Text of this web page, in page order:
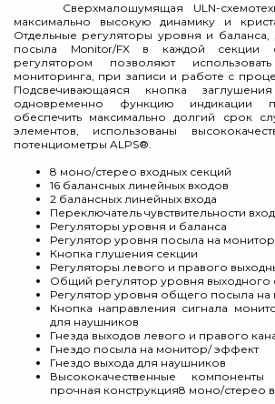
Сверхмалошумящая ULN-
максимально высокую динамику и
Отдельные регуляторы уровня и баланса,
посыла Monitor/FX в каждой
регулятором позволяют
мониторинга, при записи и работе с
Подсвечивающаяся кнопка
одновременно функцию индикации
обеспечить максимально долгий срок
элементов, использованы
потенциометры ALPS®.
8 моно/стерео входных секций
16 балансных линейных входов
2 балансных линейных входа
Переключатель чувствительности
Регуляторы уровня и баланса
Регулятор уровня посыла на
Кнопка глушения секции
Регуляторы левого и правого
Общий регулятор уровня выходного
Регулятор уровня общего посыла
Кнопка направления сигнала
для наушников
Гнезда выходов левого и правого
Гнездо посыла на монитор/ эффект
Гнездо выхода для наушников
Высококачественные
прочная конструкция8 моно/стерео